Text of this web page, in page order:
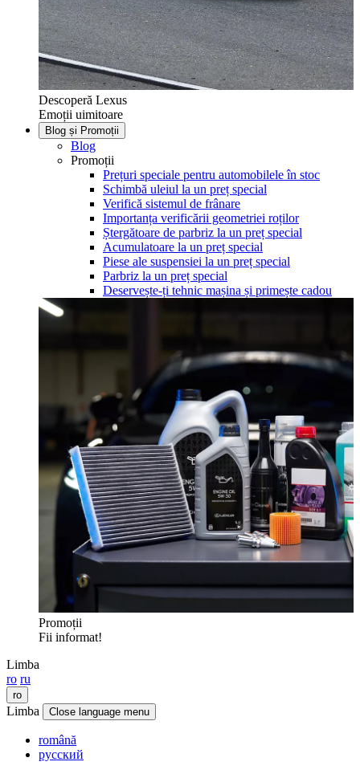
Descoperă Lexus
Emoții uimitoare
Blog și Promoții
Blog
Promoții
Prețuri speciale pentru automobilele în stoc
Schimbă uleiul la un preț special
Verifică sistemul de frânare
Importanța verificării geometriei roților
Ștergătoare de parbriz la un preț special
Acumulatoare la un preț special
Piese ale suspensiei la un preț special
Parbriz la un preț special
Deservește-ți tehnic mașina și primește cadou
Promoții
Fii informat!
Limba
ro ru
ro
Limba Close language menu
română
русский